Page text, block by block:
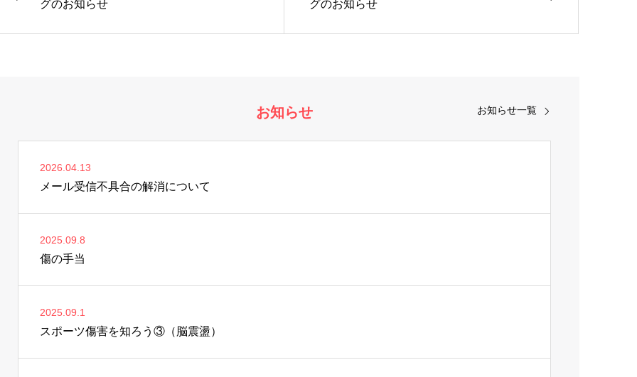
グのお知らせ
グのお知らせ
お知らせ
2026.04.13
メール受信不具合の解消について
2025.09.8
傷の手当
2025.09.1
スポーツ傷害を知ろう③（脳震盪）
お知らせ一覧